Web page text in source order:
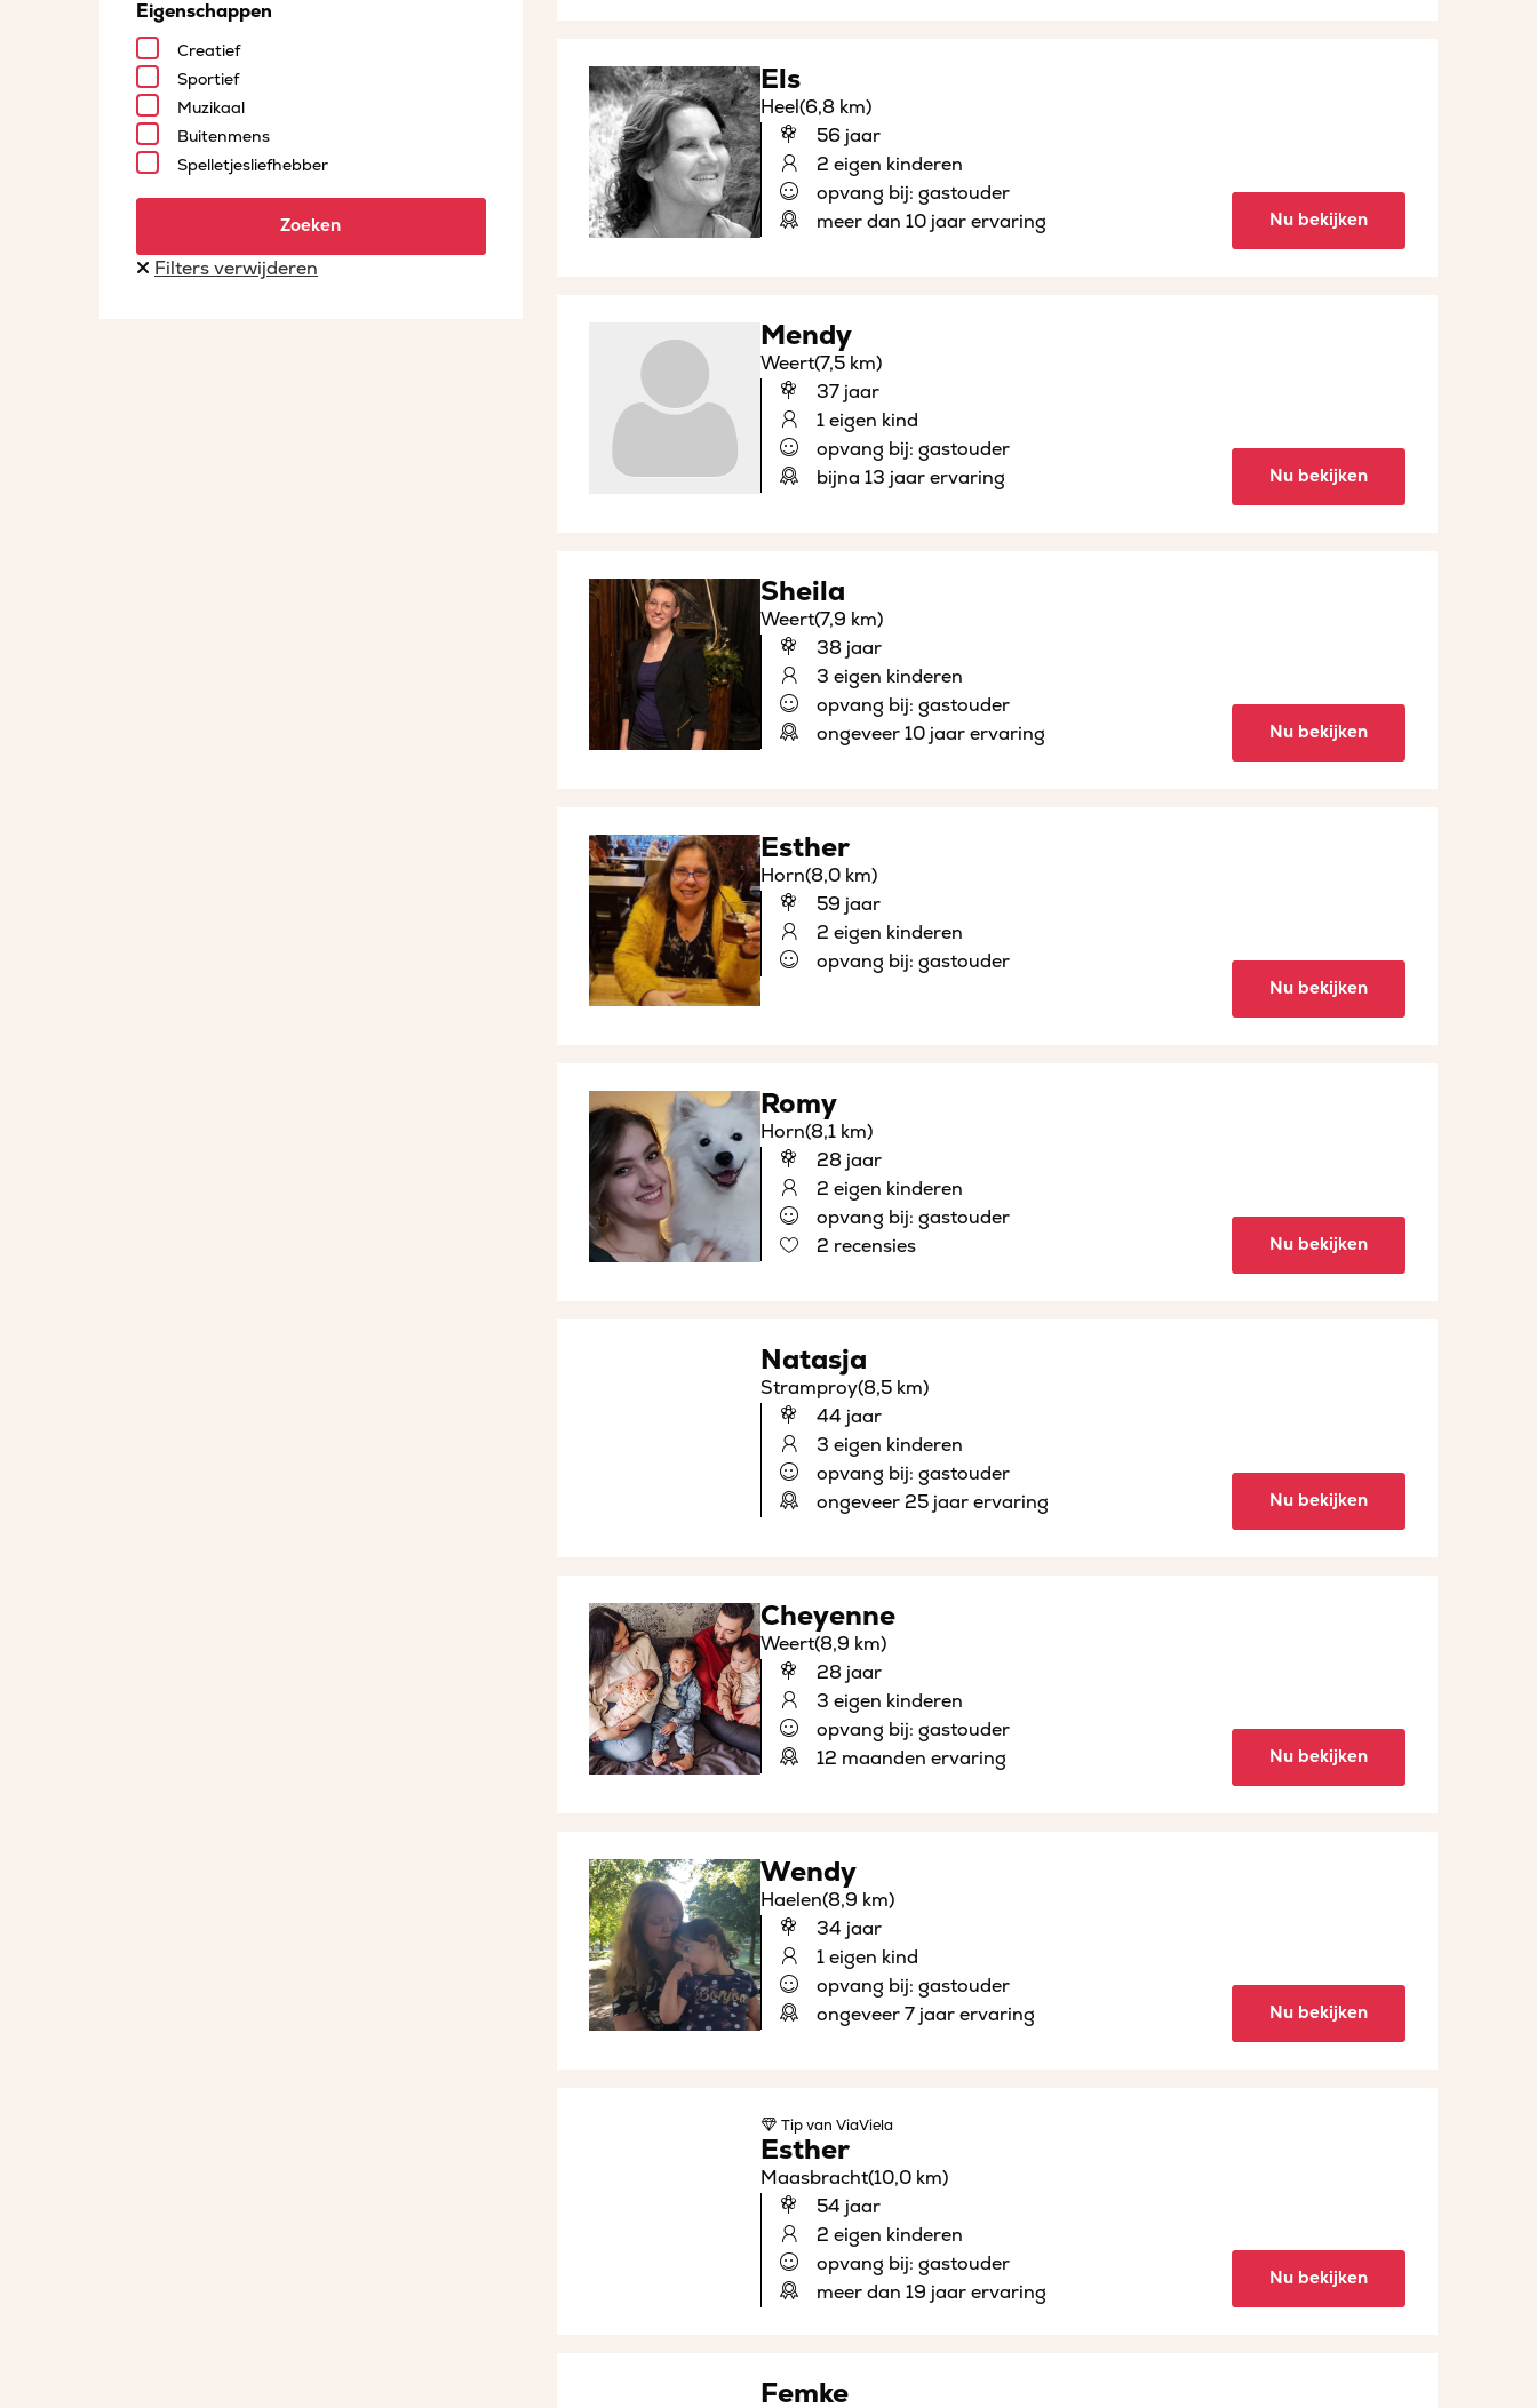
Eigenschappen
Creatief
Sportief
Muzikaal
Buitenmens
Spelletjesliefhebber
Zoeken
Filters verwijderen
Els
Heel(6,8 km)
56 jaar
2 eigen kinderen
opvang bij: gastouder
meer dan 10 jaar ervaring
Nu bekijken
Mendy
Weert(7,5 km)
37 jaar
1 eigen kind
opvang bij: gastouder
bijna 13 jaar ervaring
Nu bekijken
Sheila
Weert(7,9 km)
38 jaar
3 eigen kinderen
opvang bij: gastouder
ongeveer 10 jaar ervaring
Nu bekijken
Esther
Horn(8,0 km)
59 jaar
2 eigen kinderen
opvang bij: gastouder
Nu bekijken
Romy
Horn(8,1 km)
28 jaar
2 eigen kinderen
opvang bij: gastouder
2 recensies
Nu bekijken
Natasja
Stramproy(8,5 km)
44 jaar
3 eigen kinderen
opvang bij: gastouder
ongeveer 25 jaar ervaring
Nu bekijken
Cheyenne
Weert(8,9 km)
28 jaar
3 eigen kinderen
opvang bij: gastouder
12 maanden ervaring
Nu bekijken
Wendy
Haelen(8,9 km)
34 jaar
1 eigen kind
opvang bij: gastouder
ongeveer 7 jaar ervaring
Nu bekijken
Tipvan ViaViela
Esther
Maasbracht(10,0 km)
54 jaar
2 eigen kinderen
opvang bij: gastouder
meer dan 19 jaar ervaring
Nu bekijken
Femke